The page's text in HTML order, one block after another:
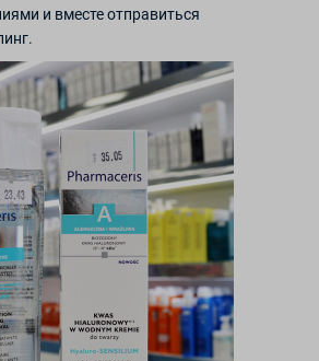
и вместе отправиться